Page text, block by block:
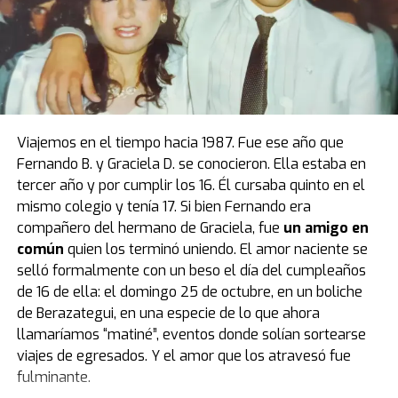
El modelo que protagoniza una de las mejores
anécdotas relacionadas a la vida de Diego estuvo de
visita por primera vez en el país, luego de casi cuatro
décadas de estadía en Europa. Fue el primer obsequio
que recibió “Pelusa” tras conquistar la Copa del Mundo
deMéxico 1986, cortesía del por entonces presidente
del Napoli, Corrado Ferlaino.
El proceso para que las llaves de aquel mítico auto
deportivo llegaran a las manos de Maradona fue
caótico.
Guillermo Coppola, exmanager del Diez, tuvo
que convencer al mismísimo Enzo Ferrari de pintar de
negro un modelo que solo conocía el rojo. Luego,
gestionó la venta del coche en un aeropuerto por un
precio mayor al que había pagado originalmente, con el
fin de reconciliar a Ferlaino con Diego. Algo de esa
historia estuvo presente en Buenos Aires.
Viajemos en el tiempo hacia 1987. Fue ese año que
Fernando B. y Graciela D. se conocieron. Ella estaba en
tercer año y por cumplir los 16. Él cursaba quinto en el
mismo colegio y tenía 17. Si bien Fernando era
compañero del hermano de Graciela, fue un amigo en
común quien los terminó uniendo. El amor naciente se
selló formalmente con un beso el día del cumpleaños
de 16 de ella: el domingo 25 de octubre, en un boliche
de Berazategui, en una especie de lo que ahora
llamaríamos “matiné”, eventos donde solían sortearse
viajes de egresados. Y el amor que los atravesó fue
fulminante.